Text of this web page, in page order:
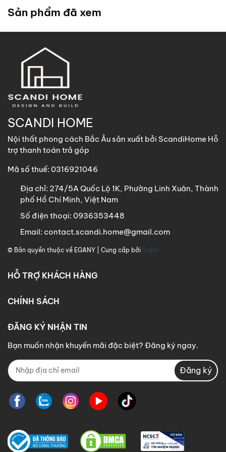
trong chính sách
nhà quý khách để hỗ trợ lắp đặt.
ScandiHomehỗ trợ vận chuyển
thước dưới 1m8 với chi phí vận chuyển khách hàng chịu
trách nhiệm toàn bộ qua các phương thức: Gửi nhà xe,
GHN, Viettel Post, Nhất Tín,…
khách hàng vui lòng nhắn tin cho ScandiHome để được hỗ
trợ nếu cần thiết.
Sản phẩm đã xem
SCANDI HOME
Nội thất phong cách Bắc Âu sản xuất bởi ScandiHome Hỗ
trợ thanh toán trả góp
Mã số thuế: 0316921046
Địa chỉ: 274/5A Quốc Lộ 1K, Phường Linh Xuân, Thành
phố Hồ Chí Minh, Việt Nam
Số điện thoại: 0936353448
Email: contact.scandi.home@gmail.com
© Bản quyền thuộc về EGANY | Cung cấp bởi Sapo
HỖ TRỢ KHÁCH HÀNG
CHÍNH SÁCH
ĐĂNG KÝ NHẬN TIN
Bạn muốn nhận khuyến mãi đặc biệt? Đăng ký ngay.
Đăng ký